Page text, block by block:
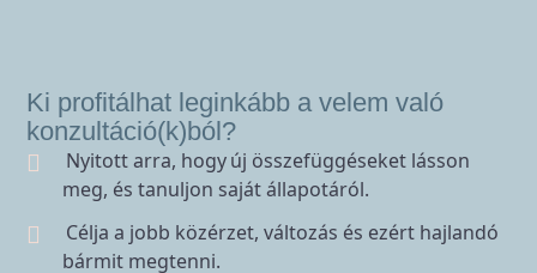
Ki profitálhat leginkább a velem való
konzultáció(k)ból?
Nyitott arra, hogy új összefüggéseket lásson
meg, és tanuljon saját állapotáról.
Célja a jobb közérzet, változás és ezért hajlandó
bármit megtenni.